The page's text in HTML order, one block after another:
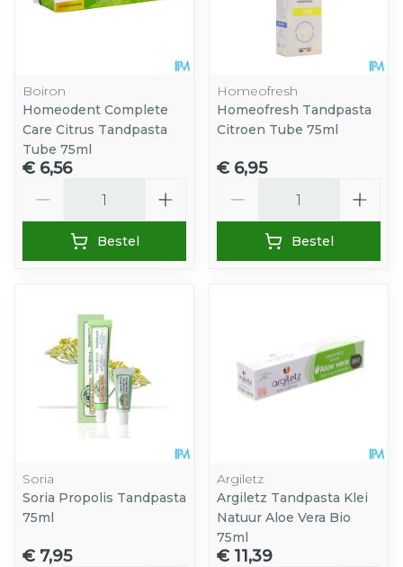
Boiron
Homeodent Complete
Care Citrus Tandpasta
Tube 75ml
€ 6,56
Bestel
Homeofresh
Homeofresh Tandpasta
Citroen Tube 75ml
€ 6,95
Bestel
Soria
Soria Propolis Tandpasta
75ml
€ 7,95
Argiletz
Argiletz Tandpasta Klei
Natuur Aloe Vera Bio
75ml
€ 11,39